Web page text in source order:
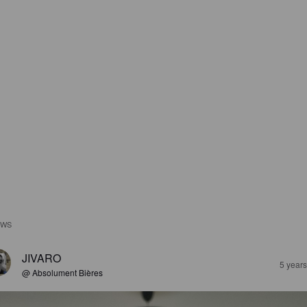
JIVARO
@ Absolument Bières
5